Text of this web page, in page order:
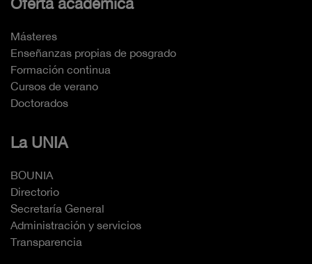
Másteres
Enseñanzas propias de posgrado
Formación continua
Cursos de verano
Doctorados
La UNIA
BOUNIA
Directorio
Secretaría General
Administración y servicios
Transparencia